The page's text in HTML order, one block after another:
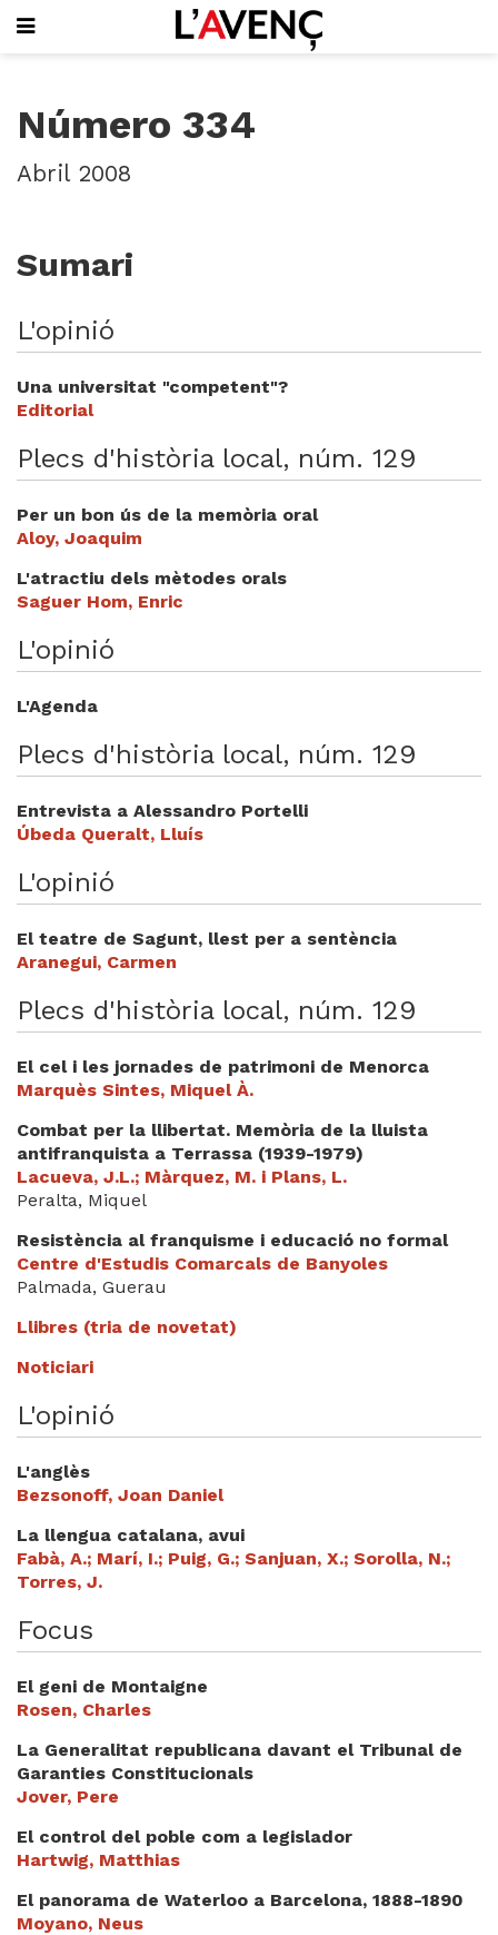
PORTADA
QUI SOM
PUBLICITAT
VIDEOTECA
Focus
Entrevistes
El llibre de la setmana
Mirador
Videoteca
Número 334
Abril 2008
Sumari
L'opinió
Una universitat "competent"?
Editorial
Plecs d'història local, núm. 129
Per un bon ús de la memòria oral
Aloy, Joaquim
L'atractiu dels mètodes orals
Saguer Hom, Enric
L'opinió
L'Agenda
Plecs d'història local, núm. 129
Entrevista a Alessandro Portelli
Úbeda Queralt, Lluís
L'opinió
El teatre de Sagunt, llest per a sentència
Aranegui, Carmen
Plecs d'història local, núm. 129
El cel i les jornades de patrimoni de Menorca
Marquès Sintes, Miquel À.
Combat per la llibertat. Memòria de la lluista
antifranquista a Terrassa (1939-1979)
Lacueva, J.L.; Màrquez, M. i Plans, L.
Peralta, Miquel
Resistència al franquisme i educació no formal
Centre d'Estudis Comarcals de Banyoles
Palmada, Guerau
Llibres (tria de novetat)
Noticiari
L'opinió
L'anglès
Bezsonoff, Joan Daniel
La llengua catalana, avui
Fabà, A.; Marí, I.; Puig, G.; Sanjuan, X.; Sorolla, N.;
Torres, J.
Focus
El geni de Montaigne
Rosen, Charles
La Generalitat republicana davant el Tribunal de
Garanties Constitucionals
Jover, Pere
El control del poble com a legislador
Hartwig, Matthias
El panorama de Waterloo a Barcelona, 1888-1890
Moyano, Neus